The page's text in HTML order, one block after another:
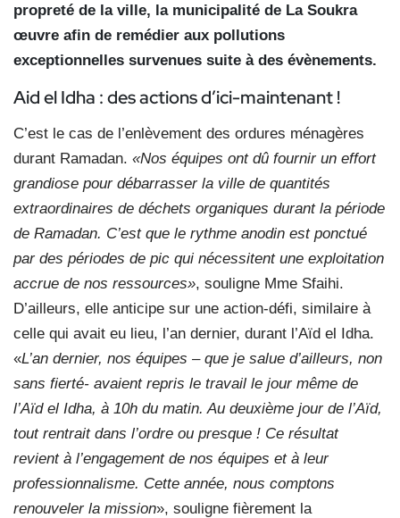
propreté de la ville, la municipalité de La Soukra
œuvre afin de remédier aux pollutions
exceptionnelles survenues suite à des évènements.
Aid el Idha : des actions d’ici-maintenant !
C’est le cas de l’enlèvement des ordures ménagères
durant Ramadan. «Nos équipes ont dû fournir un effort
grandiose pour débarrasser la ville de quantités
extraordinaires de déchets organiques durant la période
de Ramadan. C’est que le rythme anodin est ponctué
par des périodes de pic qui nécessitent une exploitation
accrue de nos ressources», souligne Mme Sfaihi.
D’ailleurs, elle anticipe sur une action-défi, similaire à
celle qui avait eu lieu, l’an dernier, durant l’Aïd el Idha.
«L’an dernier, nos équipes – que je salue d’ailleurs, non
sans fierté- avaient repris le travail le jour même de
l’Aïd el Idha, à 10h du matin. Au deuxième jour de l’Aïd,
tout rentrait dans l’ordre ou presque ! Ce résultat
revient à l’engagement de nos équipes et à leur
professionnalisme. Cette année, nous comptons
renouveler la mission», souligne fièrement la